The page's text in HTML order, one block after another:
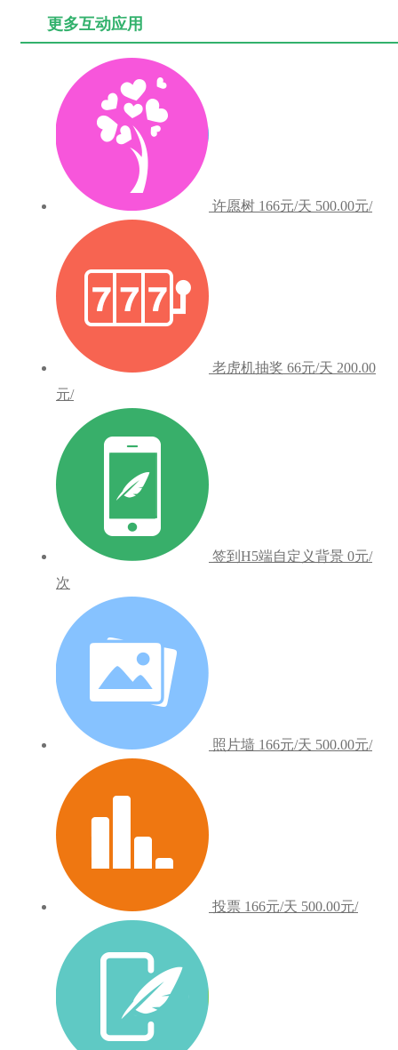
更多互动应用
许愿树 166元/天 500.00元/
老虎机抽奖 66元/天 200.00
元/
签到H5端自定义背景 0元/
次
照片墙 166元/天 500.00元/
投票 166元/天 500.00元/